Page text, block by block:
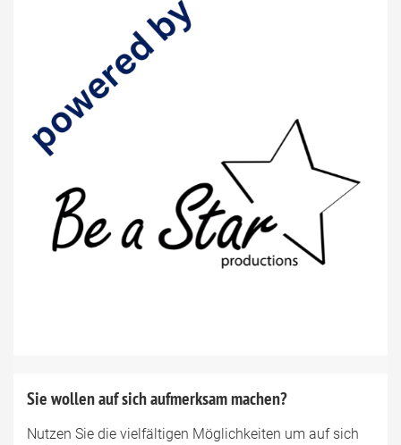
Sie wollen auf sich aufmerksam machen?
Nutzen Sie die vielfältigen Möglichkeiten um auf sich